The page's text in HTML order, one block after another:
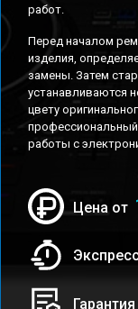
работ.
Перед началом
изделия,
замены. Затем
устанавливаются
цвету
работы с
Цена от